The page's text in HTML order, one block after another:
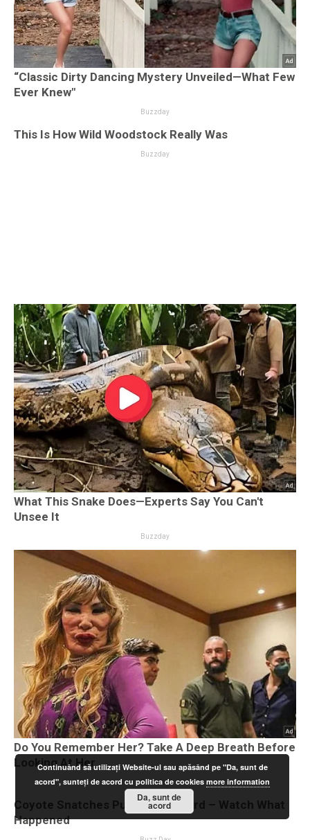
Continuând să utilizați Website-ul sau apăsând pe "Da, sunt de
acord", sunteți de acord cu politica de cookiesmore information
Da, sunt de
acord